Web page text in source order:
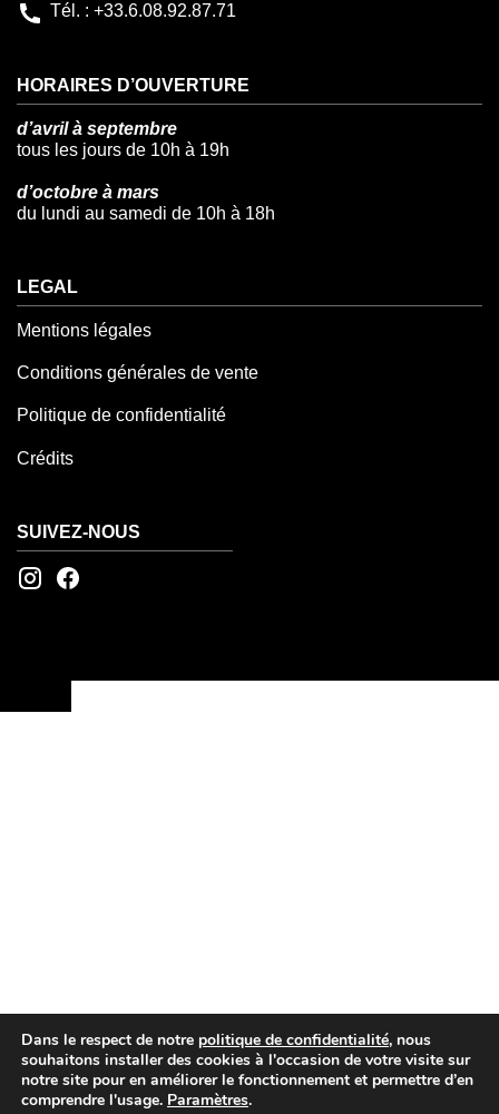
Tél. : +33.6.08.92.87.71
HORAIRES D’OUVERTURE
d’avril à septembre
tous les jours de 10h à 19h
d’octobre à mars
du lundi au samedi de 10h à 18h
LEGAL
Mentions légales
Conditions générales de vente
Politique de confidentialité
Crédits
SUIVEZ-NOUS
Dans le respect de notre politique de confidentialité, nous
souhaitons installer des cookies à l'occasion de votre visite sur
notre site pour en améliorer le fonctionnement et permettre d’en
comprendre l'usage. Paramètres.